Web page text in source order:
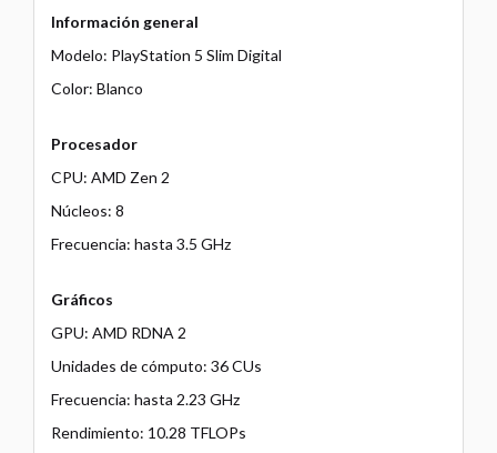
Información general
Modelo: PlayStation 5 Slim Digital
Color: Blanco
Procesador
CPU: AMD Zen 2
Núcleos: 8
Frecuencia: hasta 3.5 GHz
Gráficos
GPU: AMD RDNA 2
Unidades de cómputo: 36 CUs
Frecuencia: hasta 2.23 GHz
Rendimiento: 10.28 TFLOPs